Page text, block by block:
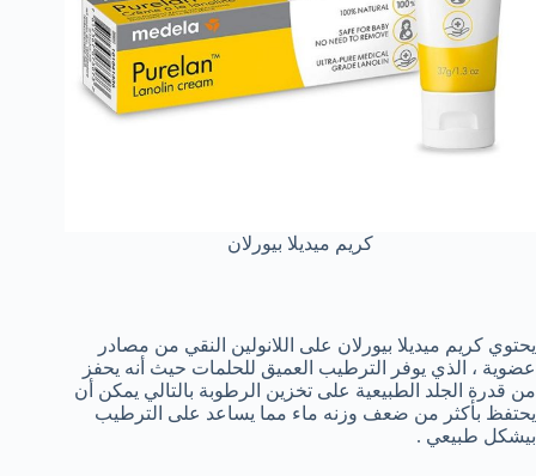
كريم ميديلا بيورلان
يحتوي كريم ميديلا بيورلان على اللانولين النقي من مصادر
عضوية ، الذي يوفر الترطيب العميق للحلمات حيث أنه يحفز
من قدرة الجلد الطبيعية على تخزين الرطوبة بالتالي يمكن أن
يحتفظ بأكثر من ضعف وزنه ماء مما يساعد على الترطيب
بيشكل طبيعي .